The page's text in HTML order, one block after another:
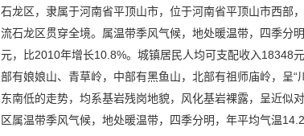
石龙区，隶属于河南省平顶山市，位于河南省平顶山市西部
流石龙区贯穿全境。属温带季风气候，地处暖温带，四季分
元，比2010年增长10.8%。城镇居民人均可支配收入18348
部有娘娘山、青草岭，中部有黑鱼山，北部有祖师庙岭，呈
东南低的走势，均系基岩残岗地貌，风化基岩裸露，呈近
区属温带季风气候，地处暖温带，四季分明，年平均气温